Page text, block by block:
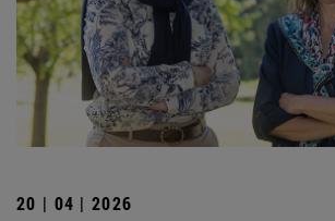
20 | 04 | 2026